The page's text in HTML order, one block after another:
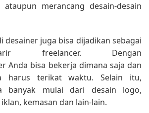
merancang desain-desain
desainer juga bisa dijadikan sebagai
freelancer. Dengan
Anda bisa bekerja dimana saja dan
harus terikat waktu. Selain itu,
banyak mulai dari desain logo,
kemasan dan lain-lain.